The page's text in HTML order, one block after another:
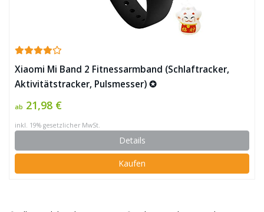
Xiaomi Mi Band 2 Fitnessarmband (Schlaftracker,
Aktivitätstracker, Pulsmesser) ✪
ab 21,98 €
inkl. 19% gesetzlicher MwSt.
Details
Kaufen